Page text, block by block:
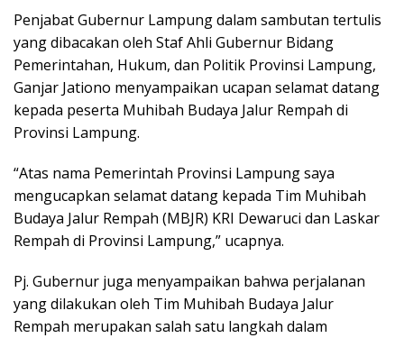
Penjabat Gubernur Lampung dalam sambutan tertulis
yang dibacakan oleh Staf Ahli Gubernur Bidang
Pemerintahan, Hukum, dan Politik Provinsi Lampung,
Ganjar Jationo menyampaikan ucapan selamat datang
kepada peserta Muhibah Budaya Jalur Rempah di
Provinsi Lampung.
“Atas nama Pemerintah Provinsi Lampung saya
mengucapkan selamat datang kepada Tim Muhibah
Budaya Jalur Rempah (MBJR) KRI Dewaruci dan Laskar
Rempah di Provinsi Lampung,” ucapnya.
Pj. Gubernur juga menyampaikan bahwa perjalanan
yang dilakukan oleh Tim Muhibah Budaya Jalur
Rempah merupakan salah satu langkah dalam